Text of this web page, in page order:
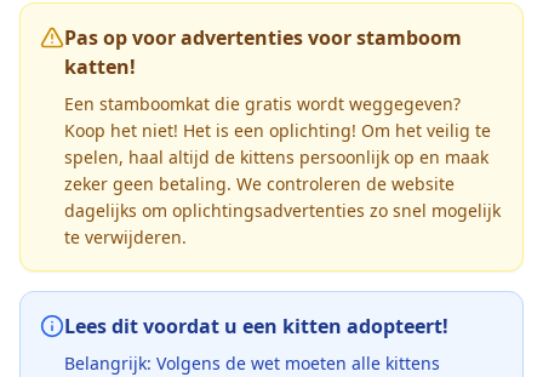
Pas op voor advertenties voor stamboom
katten!
Een stamboomkat die gratis wordt weggegeven?
Koop het niet! Het is een oplichting! Om het veilig te
spelen, haal altijd de kittens persoonlijk op en maak
zeker geen betaling. We controleren de website
dagelijks om oplichtingsadvertenties zo snel mogelijk
te verwijderen.
Lees dit voordat u een kitten adopteert!
Belangrijk: Volgens de wet moeten alle kittens